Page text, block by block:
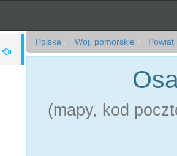
Polska Woj. pomorskie Powiat
(mapy, kod